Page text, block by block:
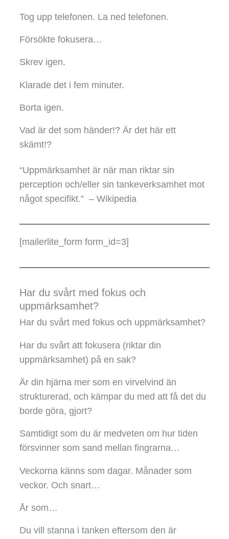
Tog upp telefonen. La ned telefonen.
Försökte fokusera…
Skrev igen.
Klarade det i fem minuter.
Borta igen.
Vad är det som händer!? Är det här ett
skämt!?
“Uppmärksamhet är när man riktar sin
perception och/eller sin tankeverksamhet mot
något specifikt.” – Wikipedia
[mailerlite_form form_id=3]
Har du svårt med fokus och
uppmärksamhet?
Har du svårt med fokus och uppmärksamhet?
Har du svårt att fokusera (riktar din
uppmärksamhet) på en sak?
Är din hjärna mer som en virvelvind än
strukturerad, och kämpar du med att få det du
borde göra, gjort?
Samtidigt som du är medveten om hur tiden
försvinner som sand mellan fingrarna…
Veckorna känns som dagar. Månader som
veckor. Och snart…
År som…
Du vill stanna i tanken eftersom den är